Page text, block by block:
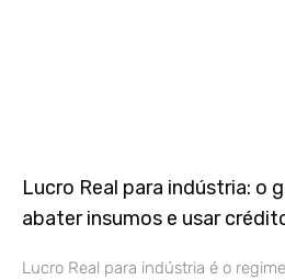
Lucro Real para indústria: o
abater insumos e usar
Lucro Real para indústria é o